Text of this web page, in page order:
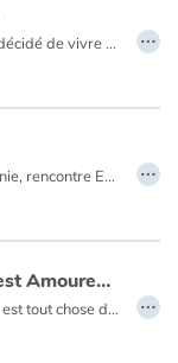
Aujourd’hui Arthur et Ursule ont décidé de vivre une grande aventure. En forêt, ils trouveront une masure en pleine déconfiture. …
Enzo, parti en voyage en Amazonie, rencontre Enola, une Amérindienne. Il en tombe fou amoureux et décide de tout quitter pour vivre avec elle. …
Le Grand Méchant Loup est Amoureux !
Griffu, l’ex-Grand Méchant Loup, est tout chose depuis quelques jours. Il a perdu l’appétit, reste silencieux et a toujours la tête ailleurs… Ah, l’amour !!! Même trop vieux pour chasser, on n’est jamais à l’abri de Cupidon. Mais qui est donc l’heureuse élue ? …